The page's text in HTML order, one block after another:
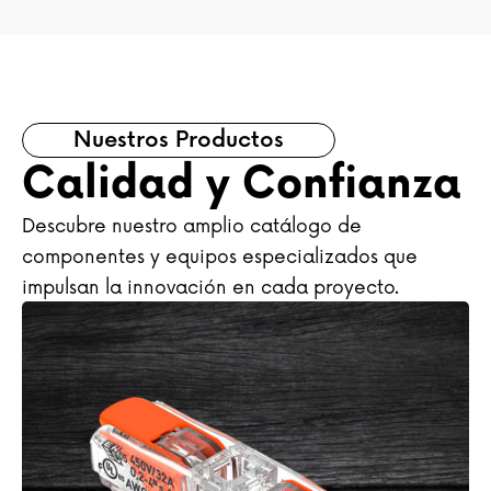
Nuestros Productos
Calidad y Confianza
Descubre nuestro amplio catálogo de
componentes y equipos especializados que
impulsan la innovación en cada proyecto.